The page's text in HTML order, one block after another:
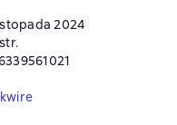
2024